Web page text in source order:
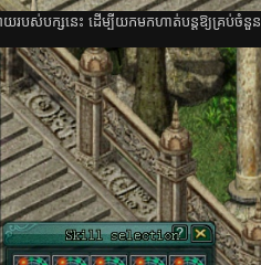
យ​របស់​បក្ស​នេះ​ ដើម្បី​​យក​មក​ហាត់​បន្ដ​ឱ្យ​គ្រប់​ចំនួន​